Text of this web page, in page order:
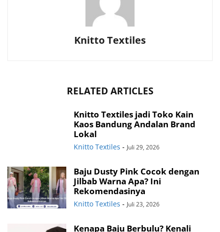
Knitto Textiles
RELATED ARTICLES
Knitto Textiles jadi Toko Kain
Kaos Bandung Andalan Brand
Lokal
Knitto Textiles - Juli 29, 2026
Baju Dusty Pink Cocok dengan
Jilbab Warna Apa? Ini
Rekomendasinya
Knitto Textiles - Juli 23, 2026
Kenapa Baju Berbulu? Kenali